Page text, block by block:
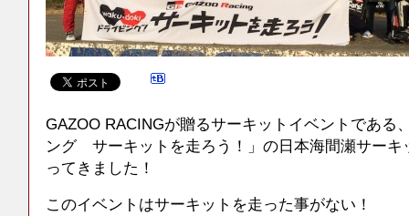
GAZOO RACINGが贈るサーキットイベントであ
ング サーキットを走ろう！」の日本海間瀬サーキ
ってきました！
このイベントはサーキットを走った事がない！